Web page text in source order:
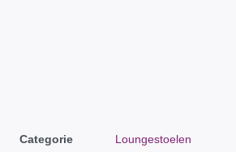
Categorie
Loungestoelen